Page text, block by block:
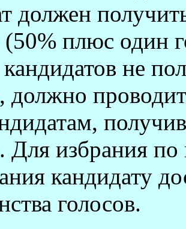
должен
(50% плюс один
не
должно
Для избрания
кандидату
голосов.